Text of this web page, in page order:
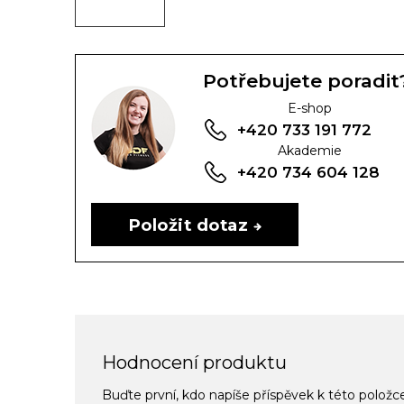
Potřebujete
E-shop
+420 733 191 772
Akademie
+420 734 604 128
Položit dotaz
Hodnocení produktu
Buďte první, kdo napíše příspěvek k této